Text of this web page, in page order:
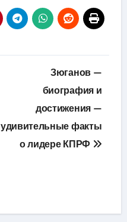
Зюганов —
биография и
достижения —
удивительные факты
о лидере КПРФ